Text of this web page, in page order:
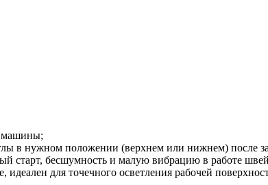
машины;
в нужном положении (верхнем или нижнем) после
старт, бесшумность и малую вибрацию в работе
для точечного осветления рабочей